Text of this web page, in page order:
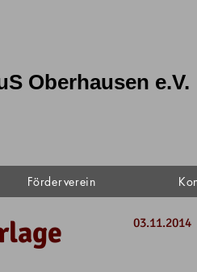
Oberhausen e.V.
Förderverein
03.11.2014